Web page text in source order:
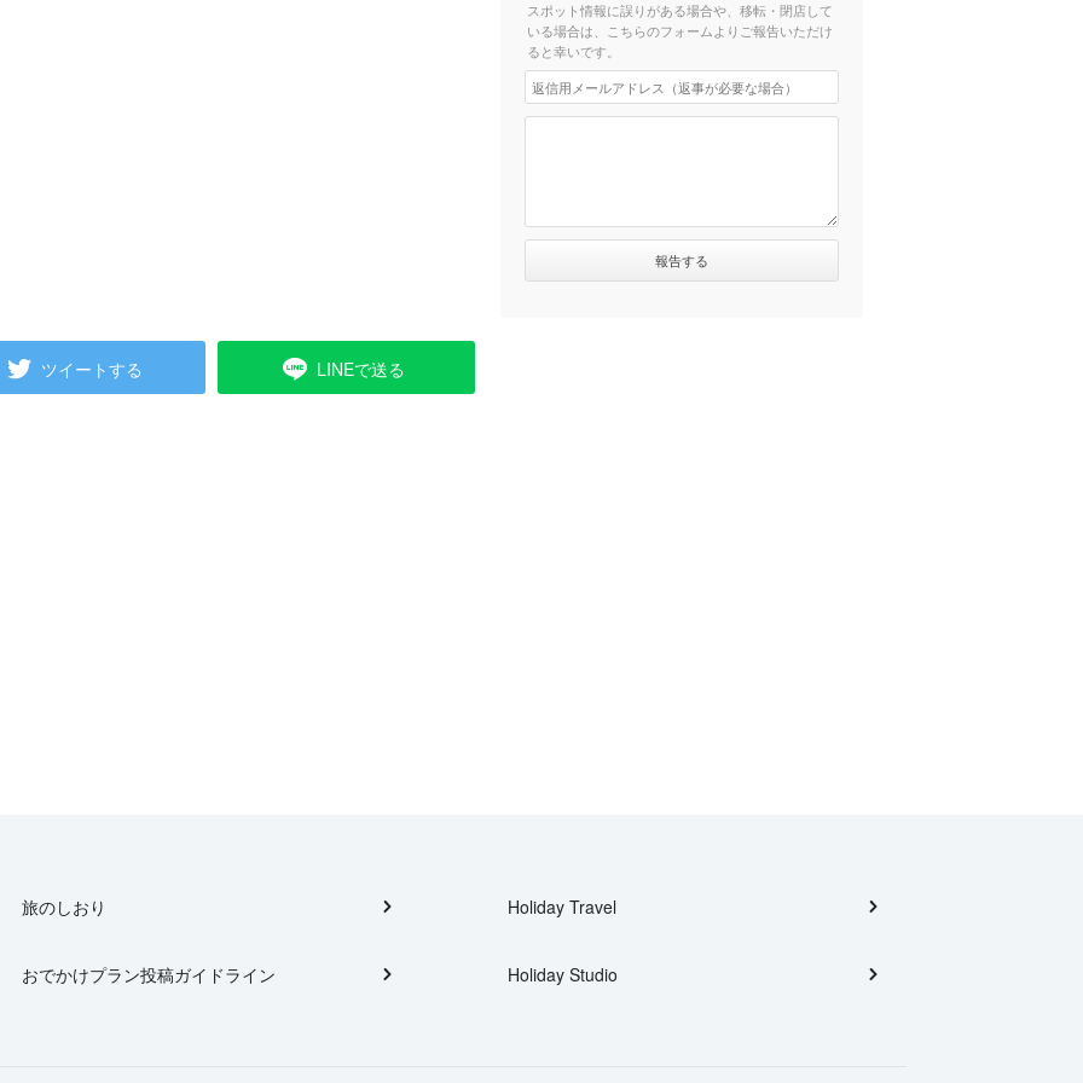
ツイートする LINEで送る
スポット情報に誤りがある場合や、移転・閉店して
いる場合は、こちらのフォームよりご報告いただけ
ると幸いです。
旅のしおり
おでかけプラン投稿ガイドライン
Holiday Travel
Holiday Studio